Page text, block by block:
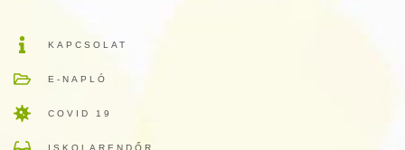
KAPCSOLAT
E-NAPLÓ
COVID 19
ISKOLARENDŐR